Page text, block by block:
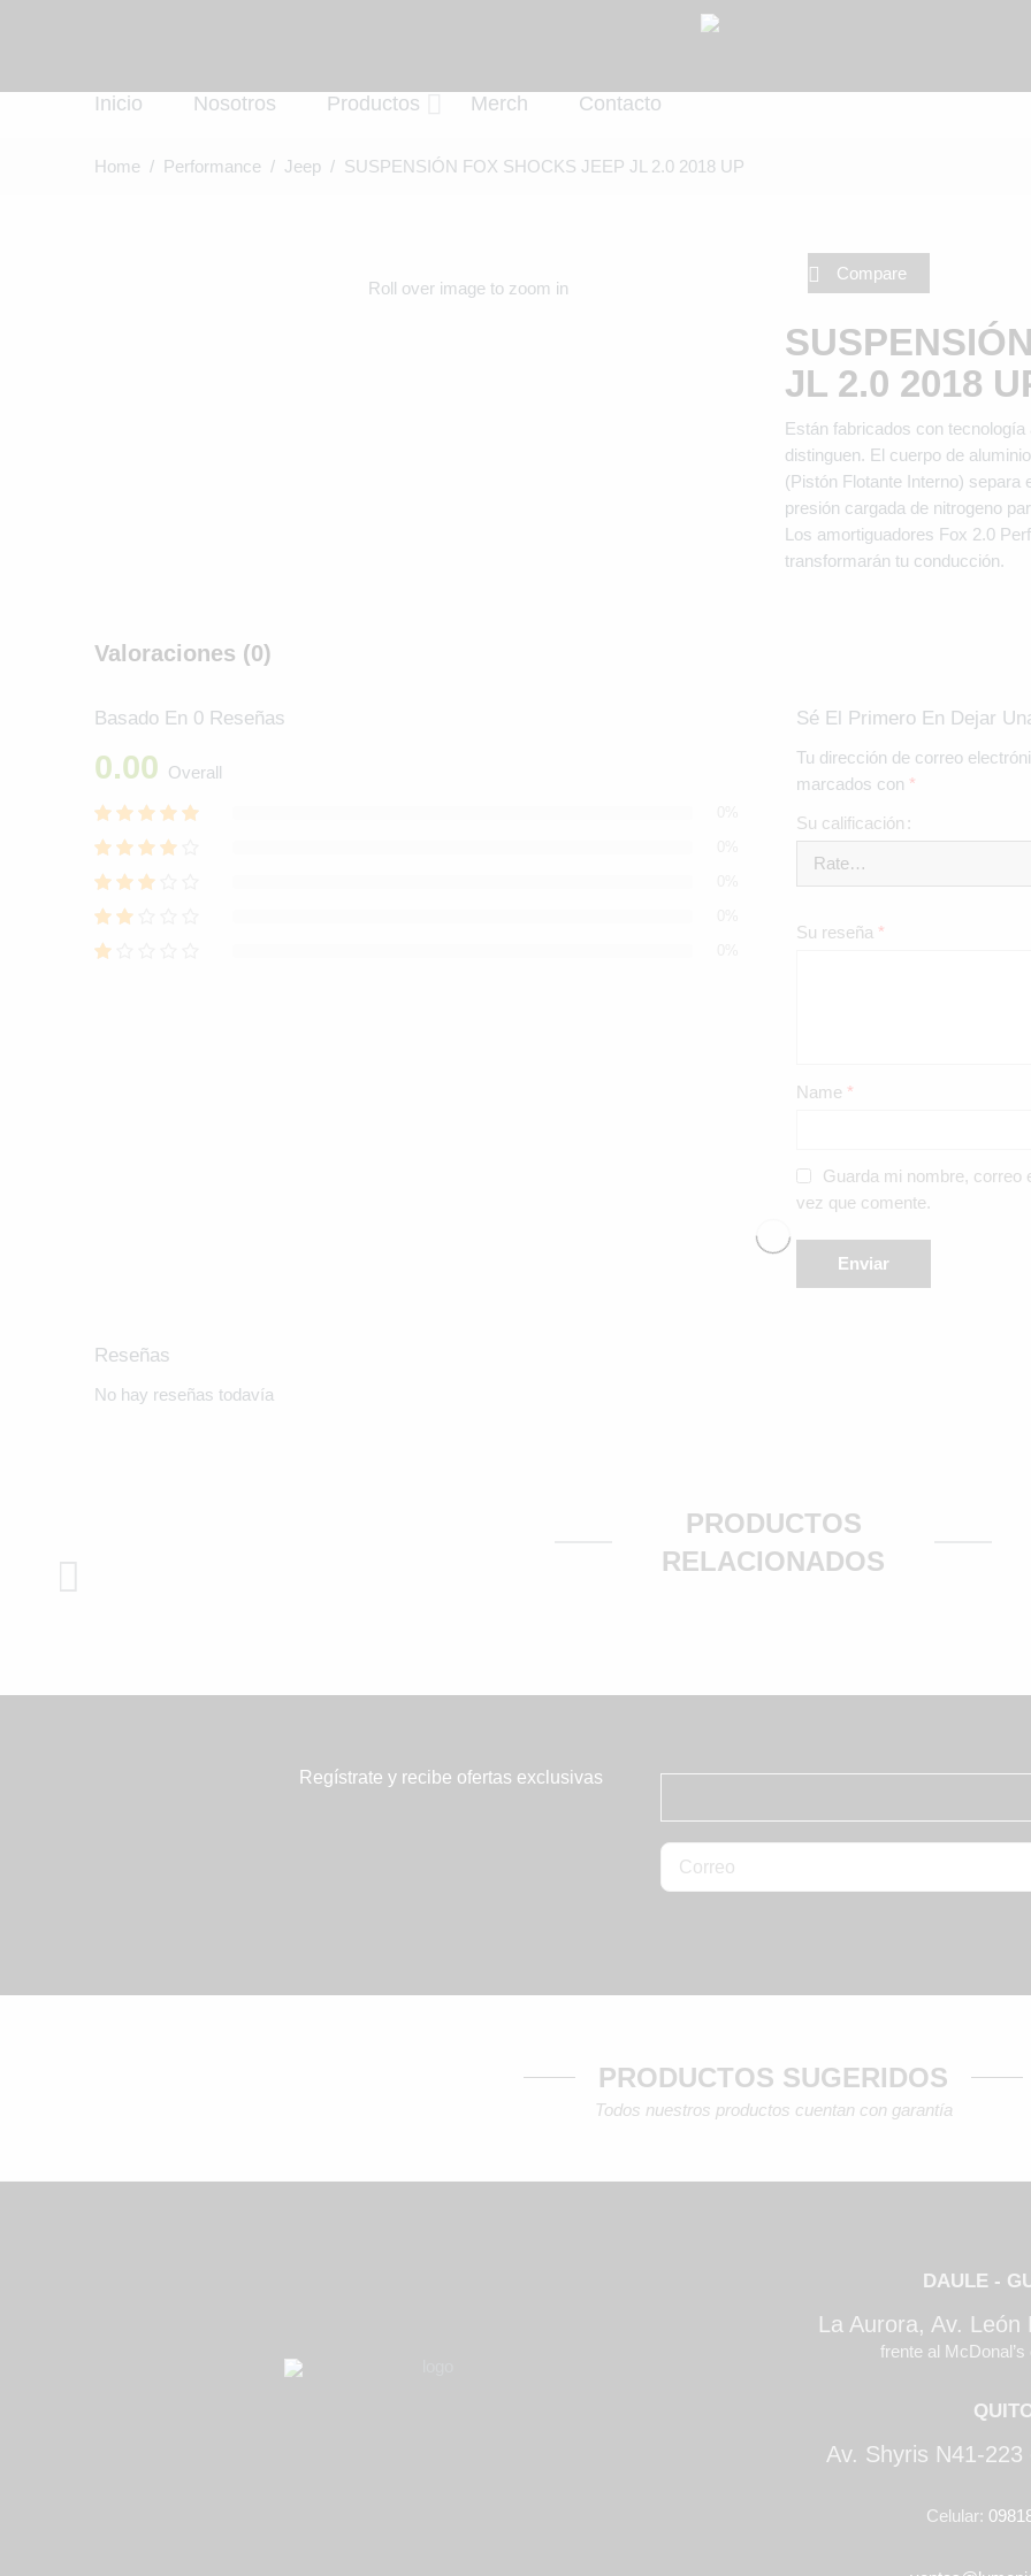
Inicio Nosotros Productos Merch Contacto
Home / Performance / Jeep / SUSPENSIÓN FOX SHOCKS JEEP JL 2.0 2018 UP
Roll over image to zoom in
JL 2.0 2018
Están fabricados con
distinguen. El cuerpo de
(Pistón Flotante Interno) separa
presión cargada de nitrogeno
Los amortiguadores Fox 2.0
transformarán tu conducción.
Compare
Valoraciones (0)
Basado En 0 Reseñas
0.00 Overall
Sé El Primero En Dejar
Tu dirección de correo
marcados con *
Su calificación
Su reseña *
Name *
Guarda mi nombre, correo
vez que comente.
Reseñas
No hay reseñas todavía
PRODUCTOS
RELACIONADOS
Regístrate y recibe ofertas exclusivas
PRODUCTOS SUGERIDOS
Todos nuestros productos cuentan con garantía
DAULE -
La Aurora, Av. León
frente al
Av. Shyris N41-
Celular: